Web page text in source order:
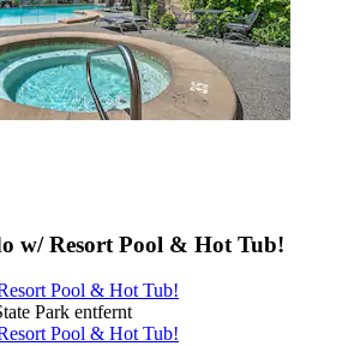
w/ Resort Pool & Hot Tub!
Pool & Hot Tub!
Park entfernt
Pool & Hot Tub!